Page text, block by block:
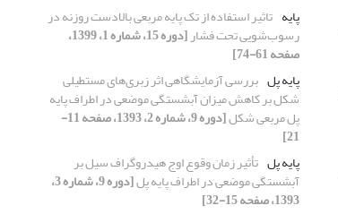
پایه تاثیر استفاده از تک پایه مربعی بالادست روزنه در
رسوب‌شویی تحت فشار [دوره 15، شماره 1، 1399،
صفحه 61-74]
پایه پل بررسی آزمایشگاهی اثر زبری‌های مستطیلی
شکل بر کاهش میزان آبشستگی موضعی در اطراف پایه
پل مربعی شکل [دوره 9، شماره 2، 1393، صفحه 11-
21]
پایه پل تأثیر زمان وقوع اوج هیدروگراف سیل بر
آبشستگی موضعی در اطراف پایه پل [دوره 9، شماره 3،
1393، صفحه 15-32]